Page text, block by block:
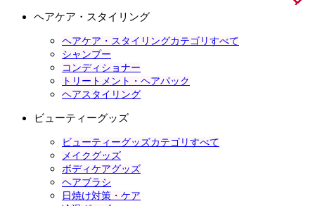
ヘアケア・スタイリング
ヘアケア・スタイリングカテゴリすべて
シャンプー
コンディショナー
トリートメント・ヘアパック
ヘアスタイリング
ビューティーグッズ
ビューティーグッズカテゴリすべて
メイクグッズ
ボディケアグッズ
ヘアブラシ
日焼け対策・ケア